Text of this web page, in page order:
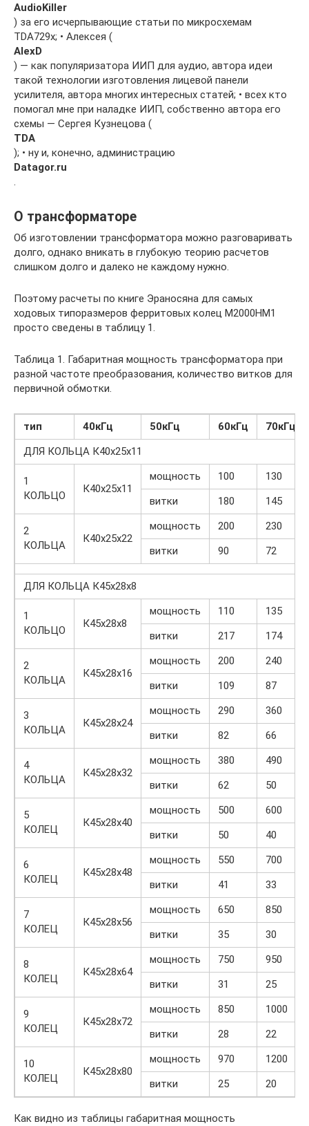
AudioKiller
) за его исчерпывающие статьи по микросхемам
TDA729х; • Алексея (
AlexD
) — как популяризатора ИИП для аудио, автора идеи
такой технологии изготовления лицевой панели
усилителя, автора многих интересных статей; • всех кто
помогал мне при наладке ИИП, собственно автора его
схемы — Сергея Кузнецова (
TDA
); • ну и, конечно, администрацию
Datagor.ru
.
О трансформаторе
Об изготовлении трансформатора можно разговаривать
долго, однако вникать в глубокую теорию расчетов
слишком долго и далеко не каждому нужно.
Поэтому расчеты по книге Эраносяна для самых
ходовых типоразмеров ферритовых колец М2000НМ1
просто сведены в таблицу 1.
Таблица 1. Габаритная мощность трансформатора при
разной частоте преобразования, количество витков для
первичной обмотки.
тип 40кГц 50кГц 60кГц
70кГц
ДЛЯ КОЛЬЦА К40х25х11
1
КОЛЬЦО
К40х25х11
мощность 100
130
витки
180 145
2
КОЛЬЦА
К40х25х22
мощность 200
230
витки
90 72
ДЛЯ КОЛЬЦА К45х28х8
1
КОЛЬЦО
К45х28х8
мощность 110
135
витки
217 174
2
КОЛЬЦА
К45х28х16
мощность 200
240
витки
109 87
3
КОЛЬЦА
К45х28х24
мощность 290
360
витки
82 66
4
КОЛЬЦА
К45х28х32
мощность 380
490
витки
62 50
5
КОЛЕЦ
К45х28х40
мощность 500
600
витки
50 40
6
КОЛЕЦ
К45х28х48
мощность 550
700
витки
41 33
7
КОЛЕЦ
К45х28х56
мощность 650
850
витки
35 30
8
КОЛЕЦ
К45х28х64
мощность 750
950
витки
31 25
9
КОЛЕЦ
К45х28х72
мощность 850
1000
витки
28 22
10
КОЛЕЦ
К45х28х80
мощность 970
1200
витки
25 20
Как видно из таблицы габаритная мощность